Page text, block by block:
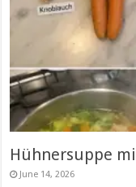
Hühnersuppe
June 14, 2026